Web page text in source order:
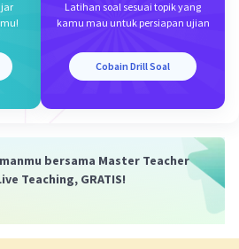
Latihan soal sesuai topik yang
kamu mau untuk persiapan ujian
Cobain Drill Soal
bersama Master Teacher
Teaching, GRATIS!